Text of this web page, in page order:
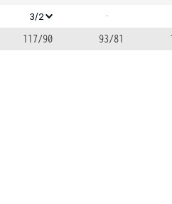
3/2
-
117/90 93/81